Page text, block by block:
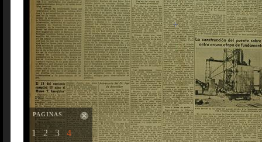
PAGINAS
1 2 3 4